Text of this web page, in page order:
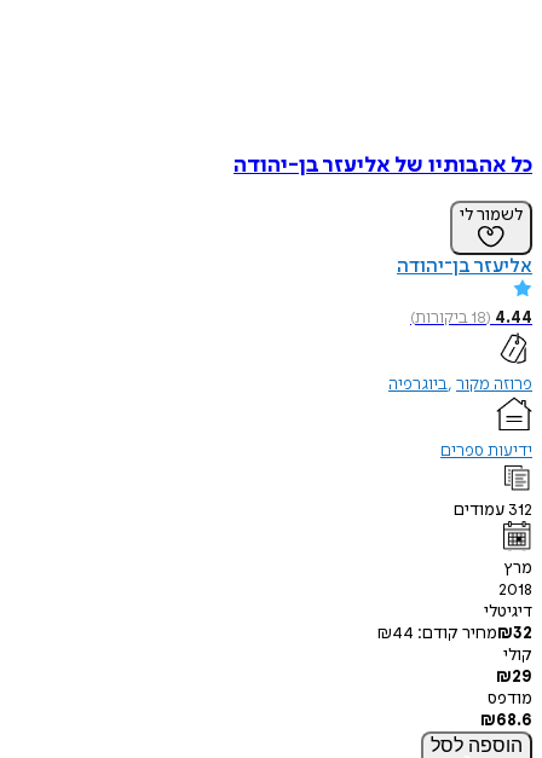
כל אהבותיו של אליעזר בן-יהודה
לשמור לי
אליעזר בן־יהודה
4.44
(
18ביקורות)
פרוזה מקור ביוגרפיה
ידיעות ספרים
312 עמודים
מרץ
2018
דיגיטלי
₪32 מחיר קודם: ₪44
קולי
₪29
מודפס
₪68.6
הוספה לסל